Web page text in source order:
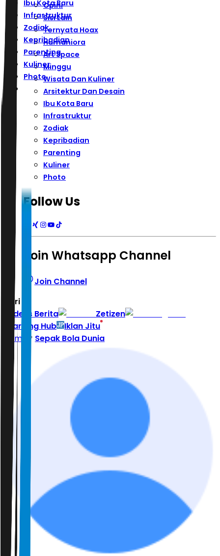
Ibu Kota Baru
Infrastruktur
Zodiak
Kepribadian
Parenting
Kuliner
Photo
Opini
Sisi Lain
Ternyata Hoax
Humaniora
Art Space
Minggu
Wisata Dan Kuliner
Arsitektur Dan Desain
Ibu Kota Baru
Infrastruktur
Zodiak
Kepribadian
Parenting
Kuliner
Photo
Follow Us
Join Whatsapp Channel
Join Channel
Hari ini
Indeks Berita
Zetizen
Learning Hub
Iklan Jitu
Home
Sepak Bola Dunia